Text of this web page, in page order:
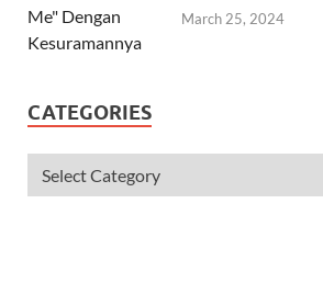
March 25, 2024
CATEGORIES